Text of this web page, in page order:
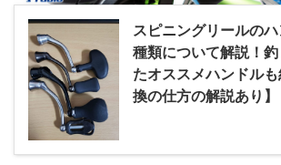
スピニングリールの
種類について解説！
たオススメハンドル
換の仕方の解説あり】